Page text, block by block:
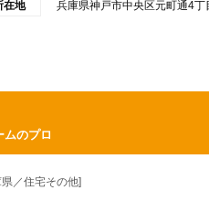
在地 兵庫県神戸市中央区元町通
ムのプロ
県／住宅その他]